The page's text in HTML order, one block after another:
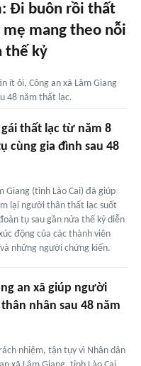
Đi buôn rồi thất
mang theo nỗi
thế kỷ
ít ỏi, Công an xã Lâm Giang
48 năm thất lạc.
thất lạc từ năm 8
cùng gia đình sau 48
Giang (tỉnh Lào Cai) đã giúp
lại người thân thất lạc suốt
tụ sau gần nửa thế kỷ diễn
động của các thành viên
những người chứng kiến.
an xã giúp người
nhân sau 48 năm
nhiệm, tận tụy vì Nhân dân